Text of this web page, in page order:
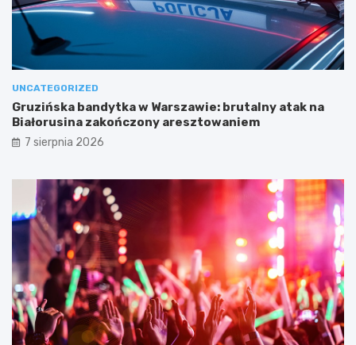
UNCATEGORIZED
Gruzińska bandytka w Warszawie: brutalny atak na
Białorusina zakończony aresztowaniem
7 sierpnia 2026